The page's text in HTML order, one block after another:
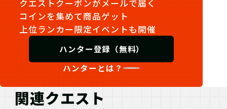
クエストクーポンがメールで届く
コインを集めて商品ゲット
上位ランカー限定イベントも開催
ハンター登録（無料）
ハンターとは？
関連クエスト